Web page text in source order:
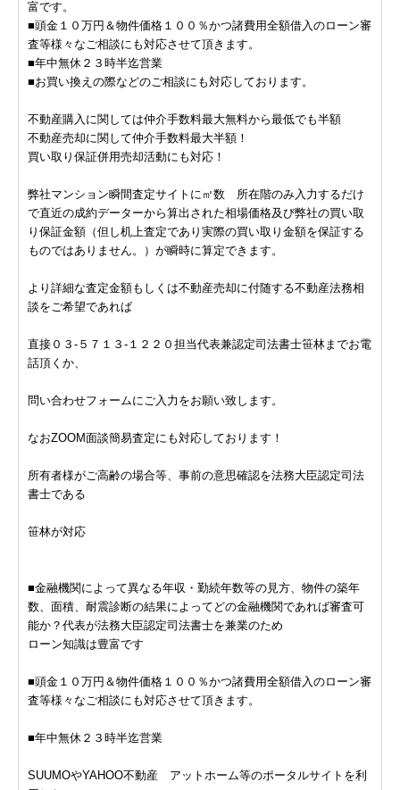
富です。
■頭金１０万円＆物件価格１００％かつ諸費用全額借入のローン審
査等様々なご相談にも対応させて頂きます。
■年中無休２３時半迄営業
■お買い換えの際などのご相談にも対応しております。
不動産購入に関しては仲介手数料最大無料から最低でも半額
不動産売却に関して仲介手数料最大半額！
買い取り保証併用売却活動にも対応！
弊社マンション瞬間査定サイトに㎡数 所在階のみ入力するだけ
で直近の成約データーから算出された相場価格及び弊社の買い取
り保証金額（但し机上査定であり実際の買い取り金額を保証する
ものではありません。）が瞬時に算定できます。
より詳細な査定金額もしくは不動産売却に付随する不動産法務相
談をご希望であれば
直接０３-５７１３-１２２０担当代表兼認定司法書士笹林までお電
話頂くか、
問い合わせフォームにご入力をお願い致します。
なおZOOM面談簡易査定にも対応しております！
所有者様がご高齢の場合等、事前の意思確認を法務大臣認定司法
書士である
笹林が対応
■金融機関によって異なる年収・勤続年数等の見方、物件の築年
数、面積、耐震診断の結果によってどの金融機関であれば審査可
能か？代表が法務大臣認定司法書士を兼業のため
ローン知識は豊富です
■頭金１０万円＆物件価格１００％かつ諸費用全額借入のローン審
査等様々なご相談にも対応させて頂きます。
■年中無休２３時半迄営業
SUUMOやYAHOO不動産 アットホーム等のポータルサイトを利